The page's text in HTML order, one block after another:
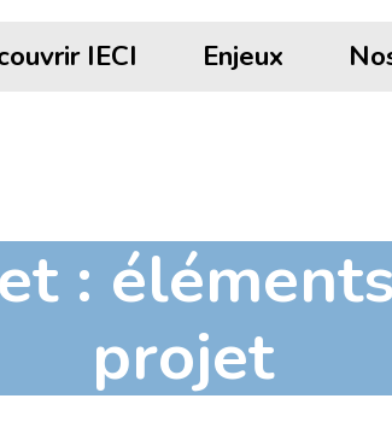
IECI Enjeux
:
projet